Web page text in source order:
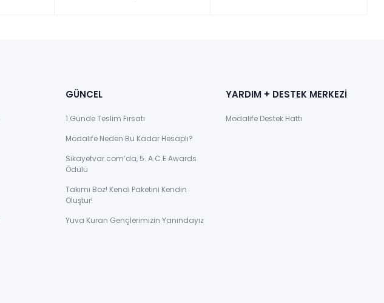
GÜNCEL
1 Günde Teslim Fırsatı
Modalife Neden Bu Kadar Hesaplı?
Sikayetvar.com’da, 5. A.C.E Awards
Ödülü
Takımı Boz! Kendi Paketini Kendin
Oluştur!
Yuva Kuran Gençlerimizin Yanındayız
YARDIM + DESTEK MERKEZİ
Modalife Destek Hattı